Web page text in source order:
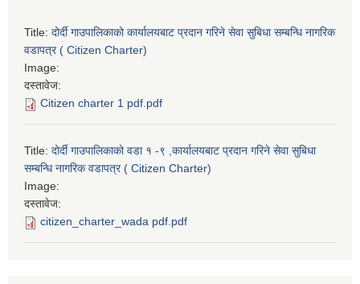
Title: दोर्दी गाउपालिकाको कार्यालयबाट प्रदान गरिने सेवा सुबिधा सम्बन्धि नागरिक
वडापत्र ( Citizen Charter)
Image:
दस्तावेज:
Citizen charter 1 pdf.pdf
Title: दोर्दी गाउपालिकाको वडा १ -९ ,कार्यालयबाट प्रदान गरिने सेवा सुबिधा
सम्बन्धि नागरिक वडापत्र ( Citizen Charter)
Image:
दस्तावेज:
citizen_charter_wada pdf.pdf